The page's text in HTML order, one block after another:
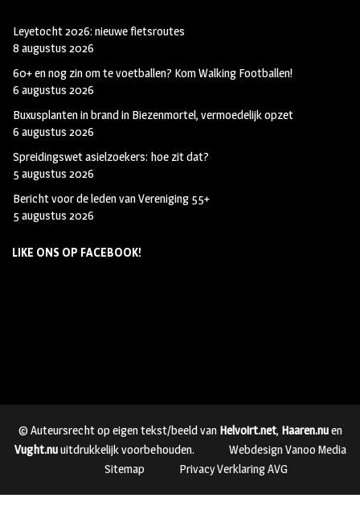
Leyetocht 2026: nieuwe fietsroutes
8 augustus 2026
60+ en nog zin om te voetballen? Kom Walking Footballen!
6 augustus 2026
Buxusplanten in brand in Biezenmortel, vermoedelijk opzet
6 augustus 2026
Spreidingswet asielzoekers: hoe zit dat?
5 augustus 2026
Bericht voor de leden van Vereniging 55+
5 augustus 2026
LIKE ONS OP FACEBOOK!
© Auteursrecht op eigen tekst/beeld van Helvoirt.net, Haaren.nuen
Vught.nuuitdrukkelijk voorbehouden.
Webdesign Vanoo Media
Sitemap
Privacy Verklaring AVG